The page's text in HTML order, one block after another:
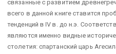
связанные с развитием
всего в данной книге ставится
тенденций в IV в. до н.э.
являются именно видные
столетия: спартанский царь